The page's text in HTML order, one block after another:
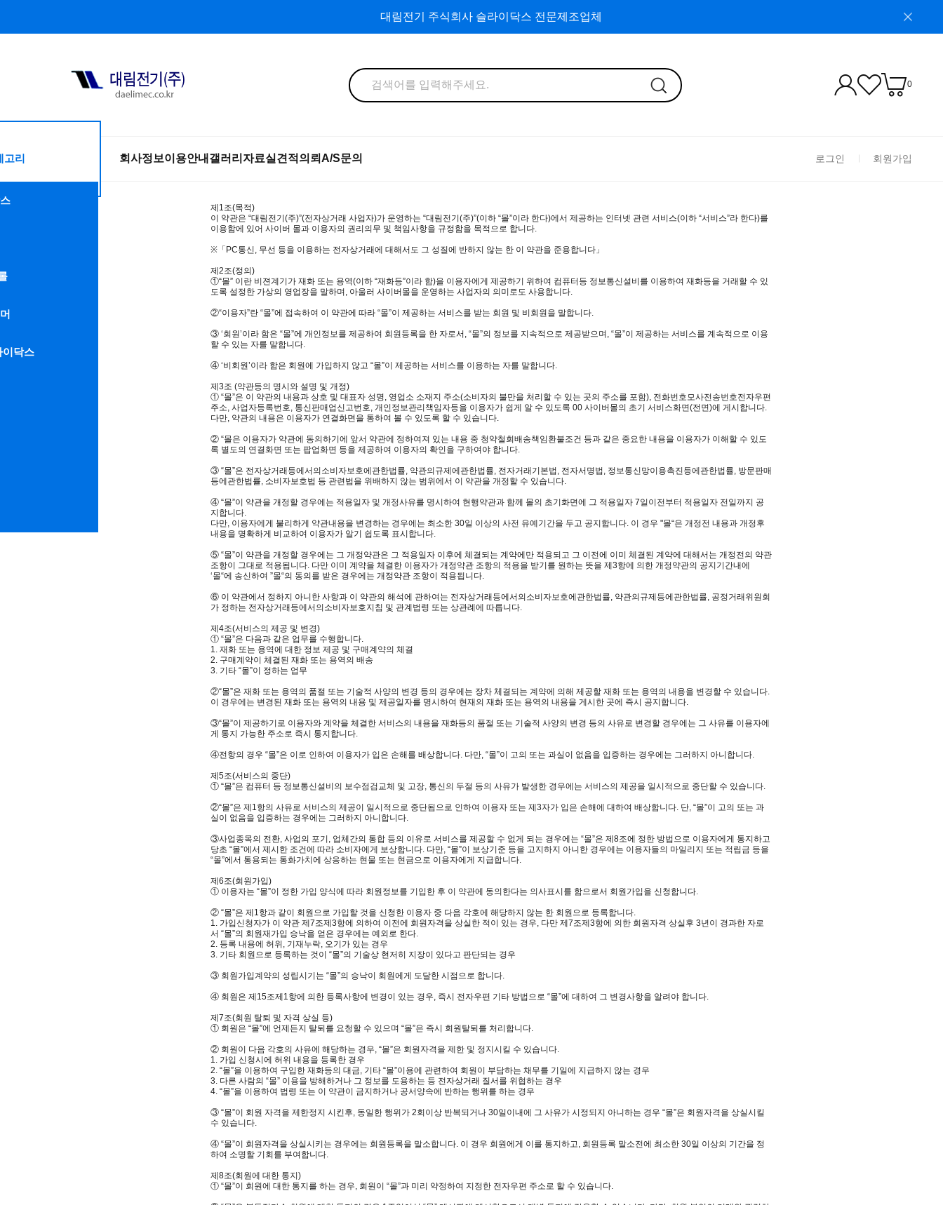
대림전기 주식회사 슬라이닥스 전문제조업체
0
고리 회사정보이용안내 갤러리 자료실 견적의뢰 A/S문의 로그인 회원가입
이닥스
제1조(목적)
이 약관은 “대림전기(주)”(전자상거래 사업자)가 운영하는 “대림전기(주)”(이하 “몰”이라 한다)에서 제공하는 인터넷 관련 서비스(이하 “서비스”라 한다)를
이용함에 있어 사이버 몰과 이용자의 권리의무 및 책임사항을 규정함을 목적으로 합니다.
※「PC통신, 무선 등을 이용하는 전자상거래에 대해서도 그 성질에 반하지 않는 한 이 약관을 준용합니다」
제2조(정의)
①“몰” 이란 비젼계기가 재화 또는 용역(이하 “재화등”이라 함)을 이용자에게 제공하기 위하여 컴퓨터등 정보통신설비를 이용하여 재화등을 거래할 수 있
도록 설정한 가상의 영업장을 말하며, 아울러 사이버몰을 운영하는 사업자의 의미로도 사용합니다.
②“이용자”란 “몰”에 접속하여 이 약관에 따라 “몰”이 제공하는 서비스를 받는 회원 및 비회원을 말합니다.
③ ‘회원’이라 함은 “몰”에 개인정보를 제공하여 회원등록을 한 자로서, “몰”의 정보를 지속적으로 제공받으며, “몰”이 제공하는 서비스를 계속적으로 이용
할 수 있는 자를 말합니다.
④ ‘비회원’이라 함은 회원에 가입하지 않고 “몰”이 제공하는 서비스를 이용하는 자를 말합니다.
제3조 (약관등의 명시와 설명 및 개정)
① “몰”은 이 약관의 내용과 상호 및 대표자 성명, 영업소 소재지 주소(소비자의 불만을 처리할 수 있는 곳의 주소를 포함), 전화번호모사전송번호전자우편
주소, 사업자등록번호, 통신판매업신고번호, 개인정보관리책임자등을 이용자가 쉽게 알 수 있도록 00 사이버몰의 초기 서비스화면(전면)에 게시합니다.
다만, 약관의 내용은 이용자가 연결화면을 통하여 볼 수 있도록 할 수 있습니다.
② “몰은 이용자가 약관에 동의하기에 앞서 약관에 정하여져 있는 내용 중 청약철회배송책임환불조건 등과 같은 중요한 내용을 이용자가 이해할 수 있도
록 별도의 연결화면 또는 팝업화면 등을 제공하여 이용자의 확인을 구하여야 합니다.
③ “몰”은 전자상거래등에서의소비자보호에관한법률, 약관의규제에관한법률, 전자거래기본법, 전자서명법, 정보통신망이용촉진등에관한법률, 방문판매
등에관한법률, 소비자보호법 등 관련법을 위배하지 않는 범위에서 이 약관을 개정할 수 있습니다.
④ “몰”이 약관을 개정할 경우에는 적용일자 및 개정사유를 명시하여 현행약관과 함께 몰의 초기화면에 그 적용일자 7일이전부터 적용일자 전일까지 공
지합니다.
다만, 이용자에게 불리하게 약관내용을 변경하는 경우에는 최소한 30일 이상의 사전 유예기간을 두고 공지합니다. 이 경우 "몰“은 개정전 내용과 개정후
내용을 명확하게 비교하여 이용자가 알기 쉽도록 표시합니다.
⑤ “몰”이 약관을 개정할 경우에는 그 개정약관은 그 적용일자 이후에 체결되는 계약에만 적용되고 그 이전에 이미 체결된 계약에 대해서는 개정전의 약관
조항이 그대로 적용됩니다. 다만 이미 계약을 체결한 이용자가 개정약관 조항의 적용을 받기를 원하는 뜻을 제3항에 의한 개정약관의 공지기간내에
‘몰“에 송신하여 ”몰“의 동의를 받은 경우에는 개정약관 조항이 적용됩니다.
⑥ 이 약관에서 정하지 아니한 사항과 이 약관의 해석에 관하여는 전자상거래등에서의소비자보호에관한법률, 약관의규제등에관한법률, 공정거래위원회
가 정하는 전자상거래등에서의소비자보호지침 및 관계법령 또는 상관례에 따릅니다.
제4조(서비스의 제공 및 변경)
① “몰”은 다음과 같은 업무를 수행합니다.
1. 재화 또는 용역에 대한 정보 제공 및 구매계약의 체결
2. 구매계약이 체결된 재화 또는 용역의 배송
3. 기타 “몰”이 정하는 업무
②“몰”은 재화 또는 용역의 품절 또는 기술적 사양의 변경 등의 경우에는 장차 체결되는 계약에 의해 제공할 재화 또는 용역의 내용을 변경할 수 있습니다.
이 경우에는 변경된 재화 또는 용역의 내용 및 제공일자를 명시하여 현재의 재화 또는 용역의 내용을 게시한 곳에 즉시 공지합니다.
③“몰”이 제공하기로 이용자와 계약을 체결한 서비스의 내용을 재화등의 품절 또는 기술적 사양의 변경 등의 사유로 변경할 경우에는 그 사유를 이용자에
게 통지 가능한 주소로 즉시 통지합니다.
④전항의 경우 “몰”은 이로 인하여 이용자가 입은 손해를 배상합니다. 다만, “몰”이 고의 또는 과실이 없음을 입증하는 경우에는 그러하지 아니합니다.
제5조(서비스의 중단)
① “몰”은 컴퓨터 등 정보통신설비의 보수점검교체 및 고장, 통신의 두절 등의 사유가 발생한 경우에는 서비스의 제공을 일시적으로 중단할 수 있습니다.
②“몰”은 제1항의 사유로 서비스의 제공이 일시적으로 중단됨으로 인하여 이용자 또는 제3자가 입은 손해에 대하여 배상합니다. 단, “몰”이 고의 또는 과
실이 없음을 입증하는 경우에는 그러하지 아니합니다.
③사업종목의 전환, 사업의 포기, 업체간의 통합 등의 이유로 서비스를 제공할 수 없게 되는 경우에는 “몰”은 제8조에 정한 방법으로 이용자에게 통지하고
당초 “몰”에서 제시한 조건에 따라 소비자에게 보상합니다. 다만, “몰”이 보상기준 등을 고지하지 아니한 경우에는 이용자들의 마일리지 또는 적립금 등을
“몰”에서 통용되는 통화가치에 상응하는 현물 또는 현금으로 이용자에게 지급합니다.
제6조(회원가입)
① 이용자는 “몰”이 정한 가입 양식에 따라 회원정보를 기입한 후 이 약관에 동의한다는 의사표시를 함으로서 회원가입을 신청합니다.
② “몰”은 제1항과 같이 회원으로 가입할 것을 신청한 이용자 중 다음 각호에 해당하지 않는 한 회원으로 등록합니다.
1. 가입신청자가 이 약관 제7조제3항에 의하여 이전에 회원자격을 상실한 적이 있는 경우, 다만 제7조제3항에 의한 회원자격 상실후 3년이 경과한 자로
서 “몰”의 회원재가입 승낙을 얻은 경우에는 예외로 한다.
2. 등록 내용에 허위, 기재누락, 오기가 있는 경우
3. 기타 회원으로 등록하는 것이 “몰”의 기술상 현저히 지장이 있다고 판단되는 경우
③ 회원가입계약의 성립시기는 “몰”의 승낙이 회원에게 도달한 시점으로 합니다.
④ 회원은 제15조제1항에 의한 등록사항에 변경이 있는 경우, 즉시 전자우편 기타 방법으로 “몰”에 대하여 그 변경사항을 알려야 합니다.
제7조(회원 탈퇴 및 자격 상실 등)
① 회원은 “몰”에 언제든지 탈퇴를 요청할 수 있으며 “몰”은 즉시 회원탈퇴를 처리합니다.
② 회원이 다음 각호의 사유에 해당하는 경우, “몰”은 회원자격을 제한 및 정지시킬 수 있습니다.
1. 가입 신청시에 허위 내용을 등록한 경우
2. “몰”을 이용하여 구입한 재화등의 대금, 기타 “몰”이용에 관련하여 회원이 부담하는 채무를 기일에 지급하지 않는 경우
3. 다른 사람의 “몰” 이용을 방해하거나 그 정보를 도용하는 등 전자상거래 질서를 위협하는 경우
4. “몰”을 이용하여 법령 또는 이 약관이 금지하거나 공서양속에 반하는 행위를 하는 경우
③ “몰”이 회원 자격을 제한정지 시킨후, 동일한 행위가 2회이상 반복되거나 30일이내에 그 사유가 시정되지 아니하는 경우 “몰”은 회원자격을 상실시킬
수 있습니다.
④ “몰”이 회원자격을 상실시키는 경우에는 회원등록을 말소합니다. 이 경우 회원에게 이를 통지하고, 회원등록 말소전에 최소한 30일 이상의 기간을 정
하여 소명할 기회를 부여합니다.
제8조(회원에 대한 통지)
① “몰”이 회원에 대한 통지를 하는 경우, 회원이 “몰”과 미리 약정하여 지정한 전자우편 주소로 할 수 있습니다.